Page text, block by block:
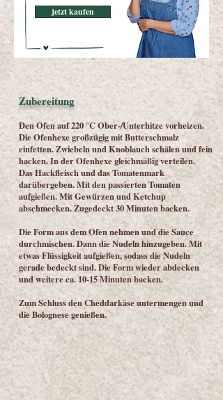
jetzt kaufen
Zubereitung
Den Ofen auf 220 °C Ober-/Unterhitze vorheizen.
Die Ofenhexe großzügig mit Butterschmalz
einfetten. Zwiebeln und Knoblauch schälen und fein
hacken. In der Ofenhexe gleichmäßig verteilen.
Das Hackfleisch und das Tomatenmark
darübergeben. Mit den passierten Tomaten
aufgießen. Mit Gewürzen und Ketchup
abschmecken. Zugedeckt 30 Minuten backen.
Die Form aus dem Ofen nehmen und die Sauce
durchmischen. Dann die Nudeln hinzugeben. Mit
etwas Flüssigkeit aufgießen, sodass die Nudeln
gerade bedeckt sind. Die Form wieder abdecken
und weitere ca. 10-15 Minuten backen.
Zum Schluss den Cheddarkäse untermengen und
die Bolognese genießen.